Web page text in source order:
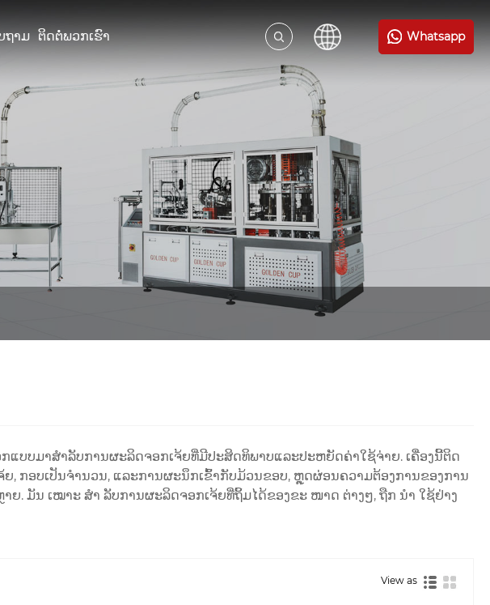
ຖາມ ຕິດຕໍ່ພວກເຮົາ Whatsapp
ບບມາສໍາລັບການຜະລິດຈອກເຈ້ຍທີ່ມີປະສິດທິພາບແລະປະຫຍັດຄ່າໃຊ້ຈ່າຍ. ເຄື່ອງນີ້ຕິດ
ກອບເປັນຈໍານວນ, ແລະການຜະນຶກເຂົ້າກັບມ້ວນຂອບ, ຫຼຸດຜ່ອນຄວາມຕ້ອງການຂອງການ
. ມັນ ເໝາະ ສຳ ລັບການຜະລິດຈອກເຈ້ຍທີ່ຖິ້ມໄດ້ຂອງຂະ ໜາດ ຕ່າງໆ, ຖືກ ນຳ ໃຊ້ຢ່າງ
View as